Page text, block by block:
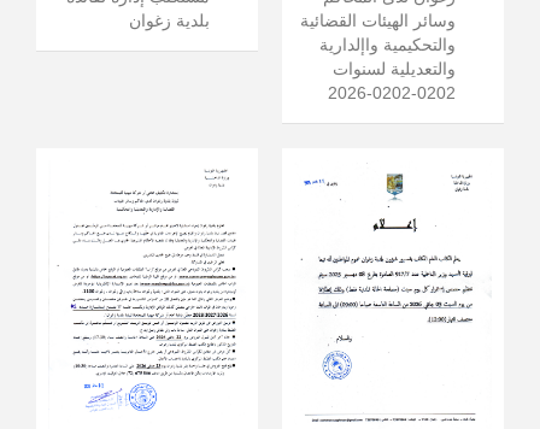
بلدية زغوان
وسائر الهيئات القضائية
والتحكيمية واإلدارية
والتعديلية لسنوات
0202-0202-2026